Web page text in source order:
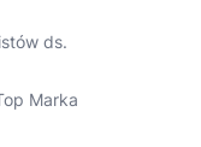
ds.
Marka